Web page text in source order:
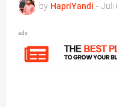
by HapriYandi - Juli
ads